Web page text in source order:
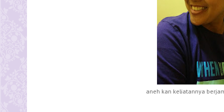
aneh kan keliatannya